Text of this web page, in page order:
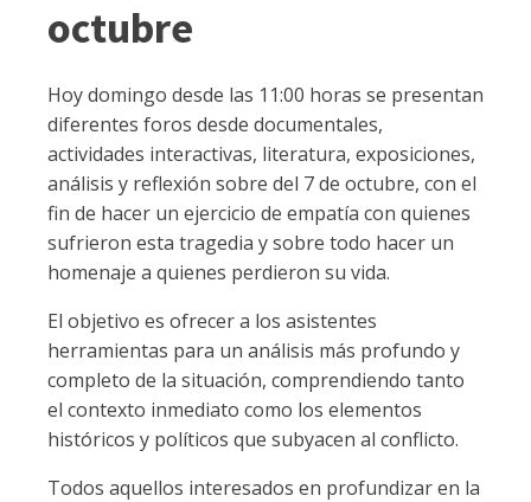
octubre
Hoy domingo desde las 11:00 horas se presentan
diferentes foros desde documentales,
actividades interactivas, literatura, exposiciones,
análisis y reflexión sobre del 7 de octubre, con el
fin de hacer un ejercicio de empatía con quienes
sufrieron esta tragedia y sobre todo hacer un
homenaje a quienes perdieron su vida.
El objetivo es ofrecer a los asistentes
herramientas para un análisis más profundo y
completo de la situación, comprendiendo tanto
el contexto inmediato como los elementos
históricos y políticos que subyacen al conflicto.
Todos aquellos interesados en profundizar en la